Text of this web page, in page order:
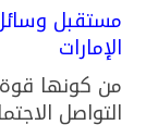
مستقبل
الإمارات
من كونها
التواصل